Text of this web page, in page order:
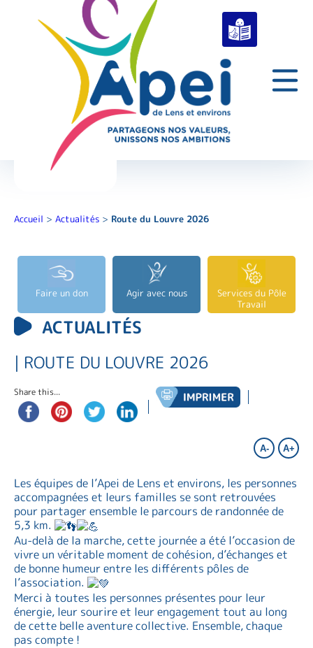
Accueil > Actualités > Route du Louvre 2026
Faire un don Agir avec nous
Services du Pôle
Travail
ACTUALITÉS
| ROUTE DU LOUVRE 2026
Share this...
A- A+
Les équipes de l’Apei de Lens et environs, les personnes
accompagnées et leurs familles se sont retrouvées
pour partager ensemble le parcours de randonnée de
5,3 km.
Au-delà de la marche, cette journée a été l’occasion de
vivre un véritable moment de cohésion, d’échanges et
de bonne humeur entre les différents pôles de
l’association.
Merci à toutes les personnes présentes pour leur
énergie, leur sourire et leur engagement tout au long
de cette belle aventure collective. Ensemble, chaque
pas compte !